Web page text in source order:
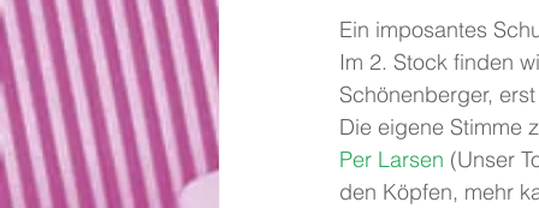
Ein imposantes
Im 2. Stock finden
Schönenberger,
Die eigene Stimme
Per Larsen (Unser
den Köpfen, mehr